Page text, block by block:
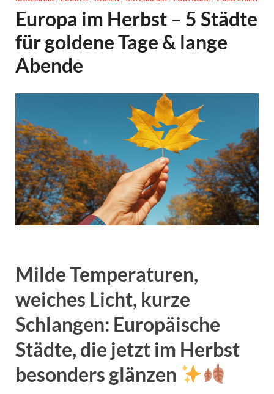
Europa im Herbst – 5 Städte
für goldene Tage & lange
Abende
Milde Temperaturen,
weiches Licht, kurze
Schlangen: Europäische
Städte, die jetzt im Herbst
besonders glänzen